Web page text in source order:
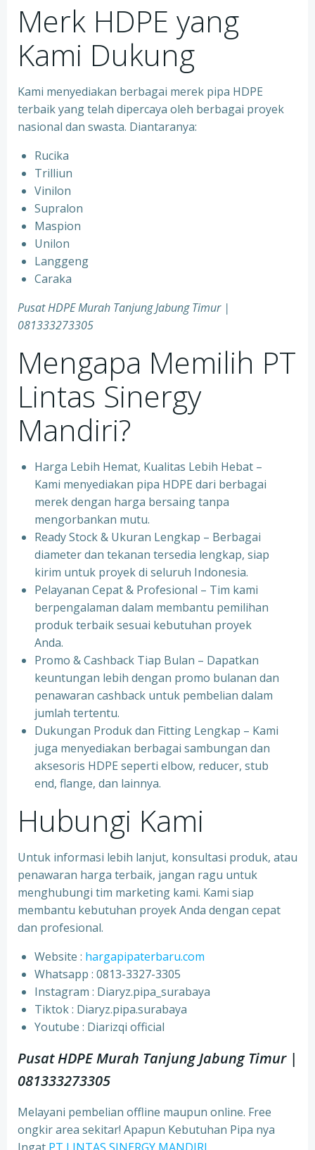
Merk HDPE yang
Kami Dukung
Kami menyediakan berbagai merek pipa HDPE
terbaik yang telah dipercaya oleh berbagai proyek
nasional dan swasta. Diantaranya:
Rucika
Trilliun
Vinilon
Supralon
Maspion
Unilon
Langgeng
Caraka
Pusat HDPE Murah Tanjung Jabung Timur |
081333273305
Mengapa Memilih PT
Lintas Sinergy
Mandiri?
Harga Lebih Hemat, Kualitas Lebih Hebat –
Kami menyediakan pipa HDPE dari berbagai
merek dengan harga bersaing tanpa
mengorbankan mutu.
Ready Stock & Ukuran Lengkap – Berbagai
diameter dan tekanan tersedia lengkap, siap
kirim untuk proyek di seluruh Indonesia.
Pelayanan Cepat & Profesional – Tim kami
berpengalaman dalam membantu pemilihan
produk terbaik sesuai kebutuhan proyek
Anda.
Promo & Cashback Tiap Bulan – Dapatkan
keuntungan lebih dengan promo bulanan dan
penawaran cashback untuk pembelian dalam
jumlah tertentu.
Dukungan Produk dan Fitting Lengkap – Kami
juga menyediakan berbagai sambungan dan
aksesoris HDPE seperti elbow, reducer, stub
end, flange, dan lainnya.
Hubungi Kami
Untuk informasi lebih lanjut, konsultasi produk, atau
penawaran harga terbaik, jangan ragu untuk
menghubungi tim marketing kami. Kami siap
membantu kebutuhan proyek Anda dengan cepat
dan profesional.
Website : hargapipaterbaru.com
Whatsapp : 0813-3327-3305
⁠Instagram : Diaryz.pipa_surabaya
⁠Tiktok : Diaryz.pipa.surabaya
⁠Youtube : Diarizqi official
Pusat HDPE Murah Tanjung Jabung Timur |
081333273305
Melayani pembelian offline maupun online. Free
ongkir area sekitar! Apapun Kebutuhan Pipa nya